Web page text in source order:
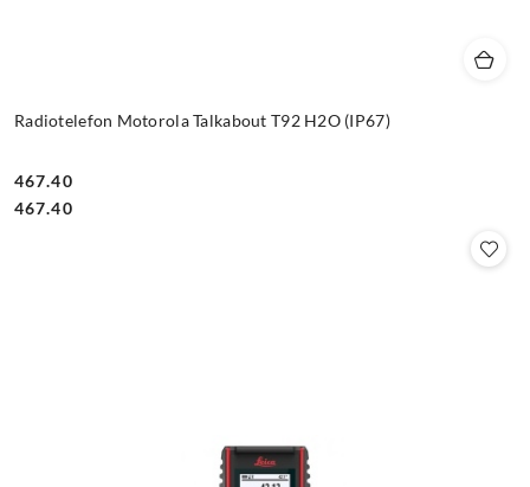
Radiotelefon Motorola Talkabout T92 H2O (IP67)
Cena:
467.40
Cena:
467.40